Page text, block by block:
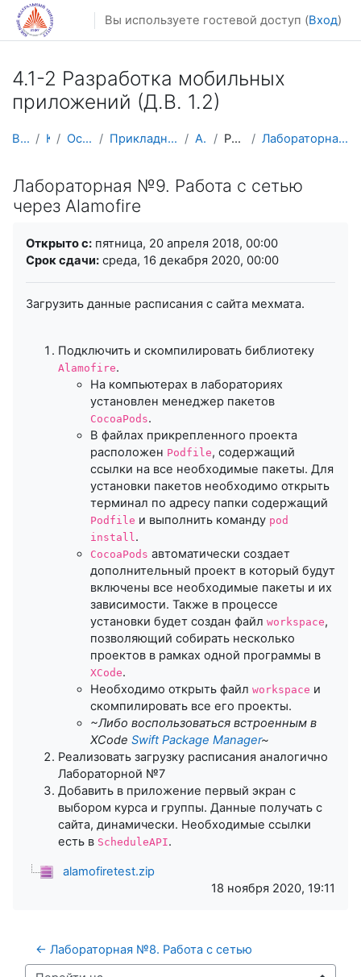
Перейти к основному содержанию
Вы используете гостевой доступ (Вход)
4.1-2 Разработка мобильных
приложений (Д.В. 1.2)
В начало Курсы Осенний семестр Прикладная математика и информатика AM-Mobile Работа с сетью Лабораторная №9. Работа с сетью через Alamofire
Лабораторная №9. Работа с сетью
через Alamofire
Открыто с: пятница, 20 апреля 2018, 00:00
Срок сдачи: среда, 16 декабря 2020, 00:00
Загрузить данные расписания с сайта мехмата.
Подключить и скомпилировать библиотеку
Alamofire.
На компьютерах в лабораториях
установлен менеджер пакетов
CocoaPods.
В файлах прикрепленного проекта
расположен Podfile, содержащий
ссылки на все необходимые пакеты. Для
установки пакетов необходимо открыть
терминал по адресу папки содержащий
Podfile и выполнить команду pod
install .
CocoaPods автоматически создает
дополнительный проект в который будут
включены все необходимые пакеты и их
зависимости. Также в процессе
установки будет создан файл workspace,
позволяющий собирать несколько
проектов в рамках одной программы в
XCode.
Необходимо открыть файл workspace и
скомпилировать все его проекты.
~Либо воспользоваться встроенным в
XCode Swift Package Manager~
Реализовать загрузку расписания аналогично
Лабораторной №7
Добавить в приложение первый экран с
выбором курса и группы. Данные получать с
сайта, динамически. Необходимые ссылки
есть в ScheduleAPI.
alamofiretest.zip
18 ноября 2020, 19:11
← Лабораторная №8. Работа с сетью